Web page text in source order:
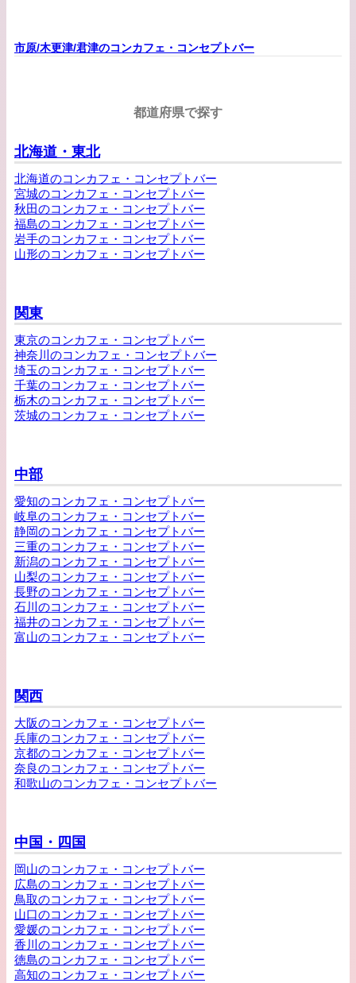
市原/木更津/君津のコンカフェ・コンセプトバー
都道府県で探す
北海道・東北
北海道のコンカフェ・コンセプトバー
宮城のコンカフェ・コンセプトバー
秋田のコンカフェ・コンセプトバー
福島のコンカフェ・コンセプトバー
岩手のコンカフェ・コンセプトバー
山形のコンカフェ・コンセプトバー
関東
東京のコンカフェ・コンセプトバー
神奈川のコンカフェ・コンセプトバー
埼玉のコンカフェ・コンセプトバー
千葉のコンカフェ・コンセプトバー
栃木のコンカフェ・コンセプトバー
茨城のコンカフェ・コンセプトバー
中部
愛知のコンカフェ・コンセプトバー
岐阜のコンカフェ・コンセプトバー
静岡のコンカフェ・コンセプトバー
三重のコンカフェ・コンセプトバー
新潟のコンカフェ・コンセプトバー
山梨のコンカフェ・コンセプトバー
長野のコンカフェ・コンセプトバー
石川のコンカフェ・コンセプトバー
福井のコンカフェ・コンセプトバー
富山のコンカフェ・コンセプトバー
関西
大阪のコンカフェ・コンセプトバー
兵庫のコンカフェ・コンセプトバー
京都のコンカフェ・コンセプトバー
奈良のコンカフェ・コンセプトバー
和歌山のコンカフェ・コンセプトバー
中国・四国
岡山のコンカフェ・コンセプトバー
広島のコンカフェ・コンセプトバー
鳥取のコンカフェ・コンセプトバー
山口のコンカフェ・コンセプトバー
愛媛のコンカフェ・コンセプトバー
香川のコンカフェ・コンセプトバー
徳島のコンカフェ・コンセプトバー
高知のコンカフェ・コンセプトバー